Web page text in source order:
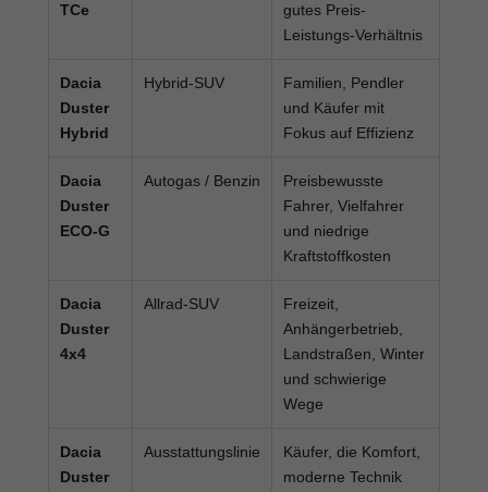
TCe
gutes Preis-
Leistungs-Verhältnis
Dacia
Duster
Hybrid
Hybrid-SUV
Familien, Pendler
und Käufer mit
Fokus auf Effizienz
Dacia
Duster
ECO-G
Autogas / Benzin
Preisbewusste
Fahrer, Vielfahrer
und niedrige
Kraftstoffkosten
Dacia
Duster
4x4
Allrad-SUV
Freizeit,
Anhängerbetrieb,
Landstraßen, Winter
und schwierige
Wege
Dacia
Duster
Ausstattungslinie
Käufer, die Komfort,
moderne Technik